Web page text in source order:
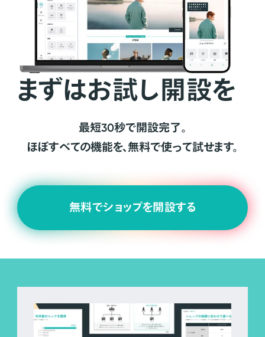
まずはお試し開設を
最短30秒で開設完了。
ほぼすべての機能を、無料で使って試せます。
無料でショップを開設する